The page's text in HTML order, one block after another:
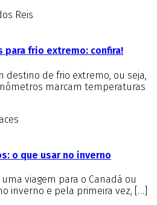
Reis
para frio extremo: confira!
destino de frio extremo, ou seja,
marcam temperaturas
o que usar no inverno
viagem para o Canadá ou
inverno e pela primeira vez, […]